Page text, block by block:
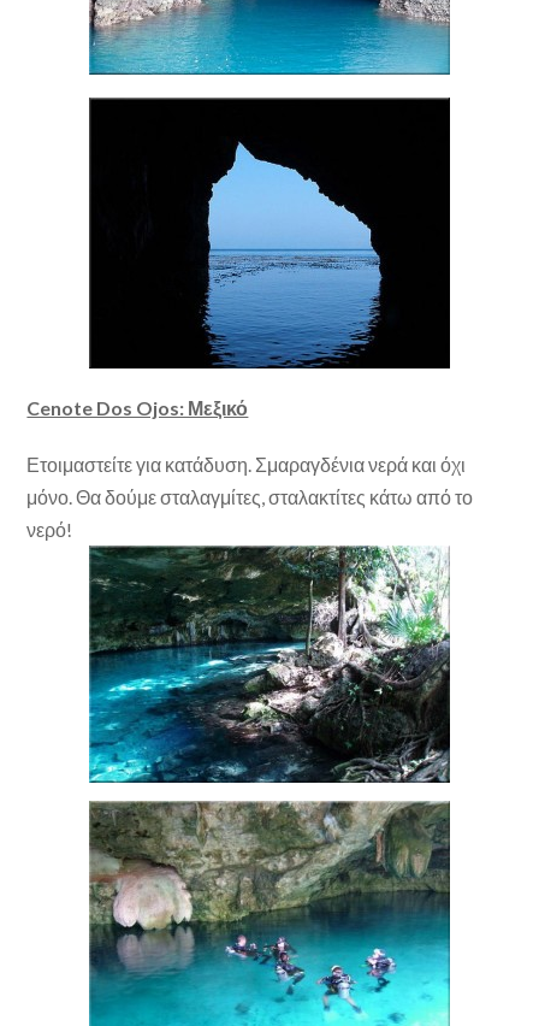
Cenote Dos Ojos: Μεξικό
Ετοιμαστείτε για κατάδυση. Σμαραγδένια νερά και όχι
μόνο. Θα δούμε σταλαγμίτες, σταλακτίτες κάτω από το
νερό!